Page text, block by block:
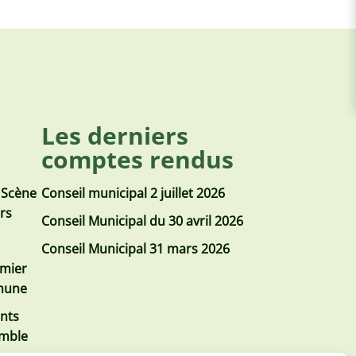
Les derniers
comptes rendus
Conseil municipal 2 juillet 2026
Conseil Municipal du 30 avril 2026
Conseil Municipal 31 mars 2026